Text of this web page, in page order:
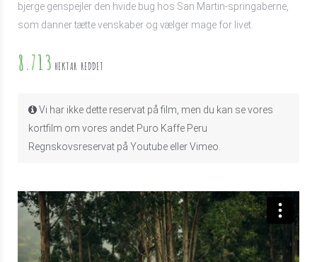
bjerge genspejler den hvide bug hos San Martin-springaberne,
som danner tætte venskaber og vælger mage for livet.
8.713 HEKTAR REDDET
Vi har ikke dette reservat på film, men du kan se vores
kortfilm om vores andet Puro Kaffe Peru
Regnskovsreservat på Youtube eller Vimeo.